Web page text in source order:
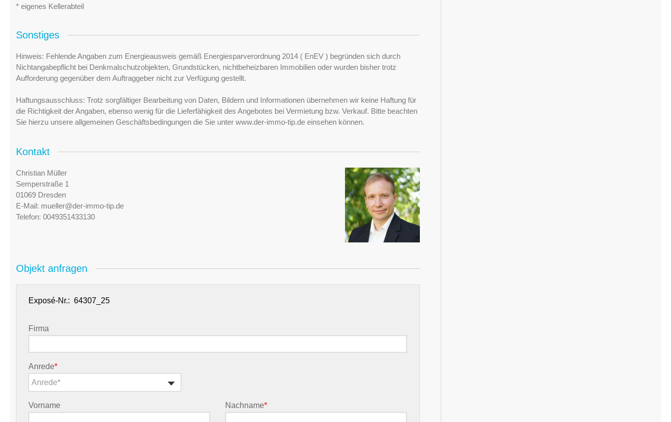
* eigenes Kellerabteil
Sonstiges
Hinweis: Fehlende Angaben zum Energieausweis gemäß Energiesparverordnung 2014 ( EnEV ) begründen sich durch
Nichtangabepflicht bei Denkmalschutzobjekten, Grundstücken, nichtbeheizbaren Immobilien oder wurden bisher trotz
Aufforderung gegenüber dem Auftraggeber nicht zur Verfügung gestellt.
Haftungsausschluss: Trotz sorgfältiger Bearbeitung von Daten, Bildern und Informationen übernehmen wir keine Haftung für
die Richtigkeit der Angaben, ebenso wenig für die Lieferfähigkeit des Angebotes bei Vermietung bzw. Verkauf. Bitte beachten
Sie hierzu unsere allgemeinen Geschäftsbedingungen die Sie unter www.der-immo-tip.de einsehen können.
Kontakt
Christian Müller
Semperstraße 1
01069 Dresden
E-Mail: mueller@der-immo-tip.de
Telefon: 0049351433130
Objekt anfragen
Exposé-Nr.:
Firma
Anrede*
Anrede*
Vorname Nachname*